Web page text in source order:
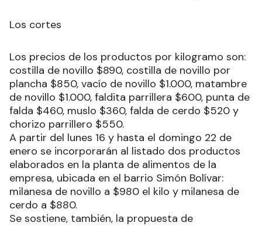
Los cortes
Los precios de los productos por kilogramo son:
costilla de novillo $890, costilla de novillo por
plancha $850, vacío de novillo $1.000, matambre
de novillo $1.000, faldita parrillera $600, punta de
falda $460, muslo $360, falda de cerdo $520 y
chorizo parrillero $550.
A partir del lunes 16 y hasta el domingo 22 de
enero se incorporarán al listado dos productos
elaborados en la planta de alimentos de la
empresa, ubicada en el barrio Simón Bolívar:
milanesa de novillo a $980 el kilo y milanesa de
cerdo a $880.
Se sostiene, también, la propuesta de